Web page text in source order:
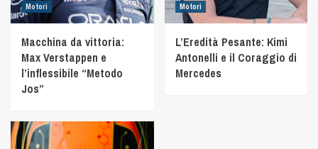
Motori
Macchina da vittoria:
Max Verstappen e
l’inflessibile “Metodo
Jos”
Motori
L’Eredità Pesante: Kimi
Antonelli e il Coraggio di
Mercedes